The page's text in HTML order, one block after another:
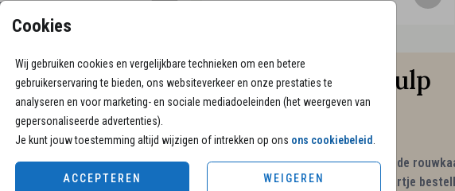
Cookies
Wij gebruiken cookies en vergelijkbare technieken om een betere
gebruikerservaring te bieden, ons websiteverkeer en onze prestaties te
analyseren en voor marketing- en sociale mediadoeleinden (het weergeven van
gepersonaliseerde advertenties).
Je kunt jouw toestemming altijd wijzigen of intrekken op ons ons cookiebeleid
ACCEPTEREN WEIGEREN
EN STRAND
Persoonlijke hulp
INDELING - FOTOBEWERKING
Hulp nodig bij het opmaken van de
Een bijpassend condoleancekaartje